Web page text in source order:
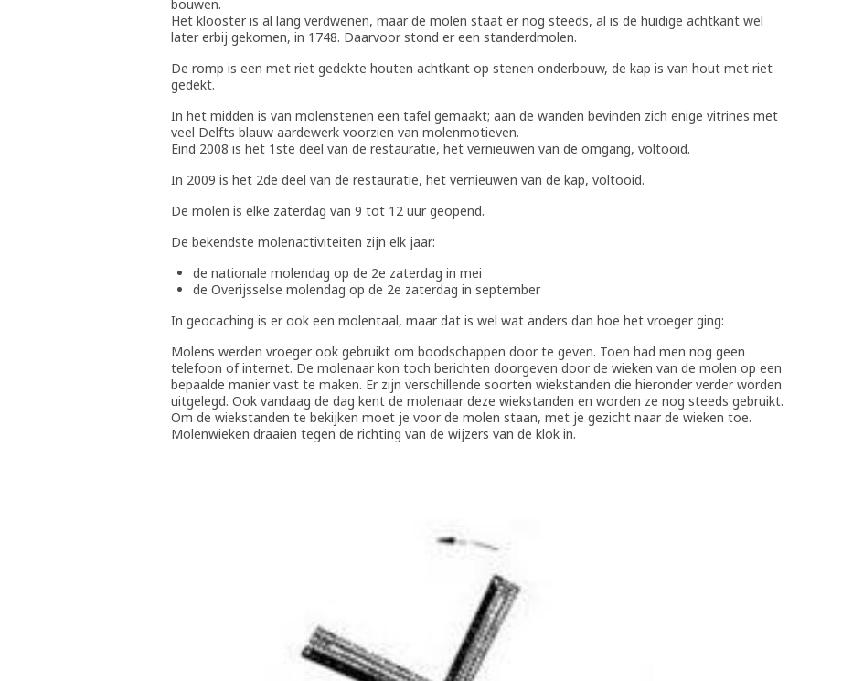
bouwen.
Het klooster is al lang verdwenen, maar de molen staat er nog steeds, al is de huidige achtkant wel
later erbij gekomen, in 1748. Daarvoor stond er een standerdmolen.
De romp is een met riet gedekte houten achtkant op stenen onderbouw, de kap is van hout met riet
gedekt.
In het midden is van molenstenen een tafel gemaakt; aan de wanden bevinden zich enige vitrines met
veel Delfts blauw aardewerk voorzien van molenmotieven.
Eind 2008 is het 1ste deel van de restauratie, het vernieuwen van de omgang, voltooid.
In 2009 is het 2de deel van de restauratie, het vernieuwen van de kap, voltooid.
De molen is elke zaterdag van 9 tot 12 uur geopend.
De bekendste molenactiviteiten zijn elk jaar:
de nationale molendag op de 2e zaterdag in mei
de Overijsselse molendag op de 2e zaterdag in september
In geocaching is er ook een molentaal, maar dat is wel wat anders dan hoe het vroeger ging:
Molens werden vroeger ook gebruikt om boodschappen door te geven. Toen had men nog geen
telefoon of internet. De molenaar kon toch berichten doorgeven door de wieken van de molen op een
bepaalde manier vast te maken. Er zijn verschillende soorten wiekstanden die hieronder verder worden
uitgelegd. Ook vandaag de dag kent de molenaar deze wiekstanden en worden ze nog steeds gebruikt.
Om de wiekstanden te bekijken moet je voor de molen staan, met je gezicht naar de wieken toe.
Molenwieken draaien tegen de richting van de wijzers van de klok in.